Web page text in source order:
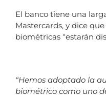
El banco tiene una
Mastercards, y dice
biométricas “estarán
“Hemos adoptado la
biométrico como uno